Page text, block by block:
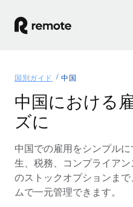
グローバル雇用
グローバル給与処理
コンプライアンス対応の
Employer of Record
グローバル展開をコストを
ソリューション
各国の制度に対応
国別ガイド
/国別のグローバル雇用支援
リソース
ツールと計算ツール
価格
国別ガイド 中国
中国における
ズに
中国での雇用をシンプル
生、税務、コンプライア
のストックオプションま
ムで一元管理できます。